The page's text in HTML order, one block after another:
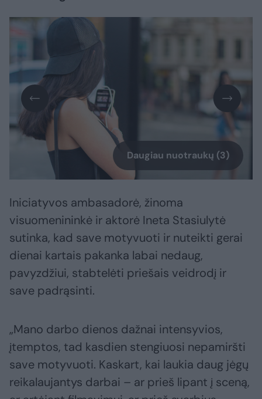
Daugiau nuotraukų (3)
Iniciatyvos ambasadorė, žinoma
visuomenininkė ir aktorė Ineta Stasiulytė
sutinka, kad save motyvuoti ir nuteikti gerai
dienai kartais pakanka labai nedaug,
pavyzdžiui, stabtelėti priešais veidrodį ir
save padrąsinti.
„Mano darbo dienos dažnai intensyvios,
įtemptos, tad kasdien stengiuosi nepamiršti
save motyvuoti. Kaskart, kai laukia daug jėgų
reikalaujantys darbai – ar prieš lipant į sceną,